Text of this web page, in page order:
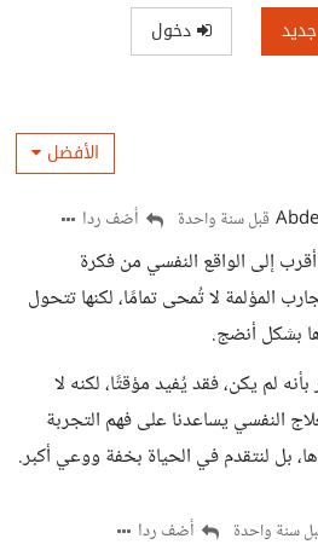
دخول
الأفضل
قبل سنة واحدة أضف ردا
إلى الواقع النفسي من فكرة
المؤلمة لا تُمحى تمامًا، لكنها تتحول
بشكل أنضج.
بأنه لم يكن، فقد يُفيد مؤقتًا، لكنه لا
النفسي يساعدنا على فهم التجربة
بل لنتقدم في الحياة بخفة ووعي أكبر.
سنة واحدة أضف ردا